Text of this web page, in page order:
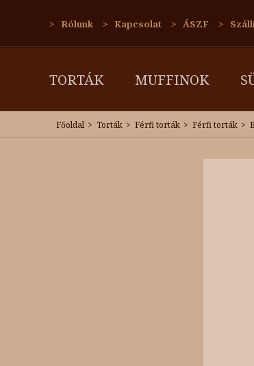
Rólunk Kapcsolat ÁSZF
TORTÁK MUFFINOK
Főoldal Torták Férfi torták Férfi torták